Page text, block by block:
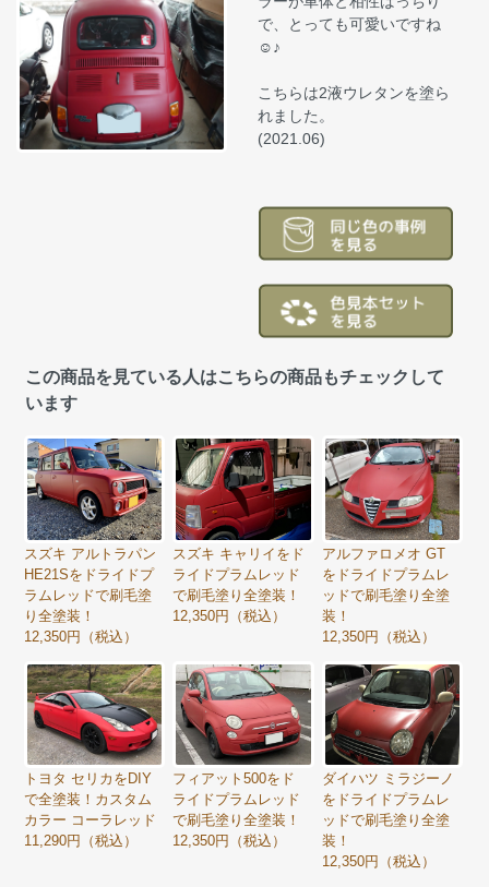
で、とっても可愛いですね
☺♪
こちらは2液ウレタンを塗ら
れました。
(2021.06)
この商品を見ている人はこちらの商品もチェックして
います
スズキ アルトラパン
HE21Sをドライドプ
ラムレッドで刷毛塗
り全塗装！
12,350円（税込）
スズキ キャリイをド
ライドプラムレッド
で刷毛塗り全塗装！
12,350円（税込）
アルファロメオ GT
をドライドプラムレ
ッドで刷毛塗り全塗
装！
12,350円（税込）
トヨタ セリカをDIY
で全塗装！カスタム
カラー コーラレッド
11,290円（税込）
フィアット500をド
ライドプラムレッド
で刷毛塗り全塗装！
12,350円（税込）
ダイハツ ミラジーノ
をドライドプラムレ
ッドで刷毛塗り全塗
装！
12,350円（税込）